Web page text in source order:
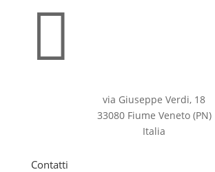

via Giuseppe Verdi, 18
33080 Fiume Veneto (PN)
Italia
Contatti